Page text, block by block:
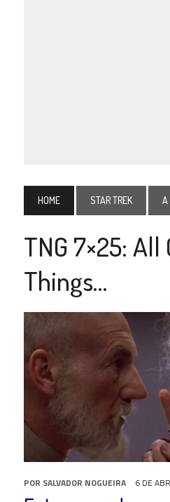
HOME STAR TREK A
TNG 7×25: All
Things…
POR SALVADOR NOGUEIRA 6 DE